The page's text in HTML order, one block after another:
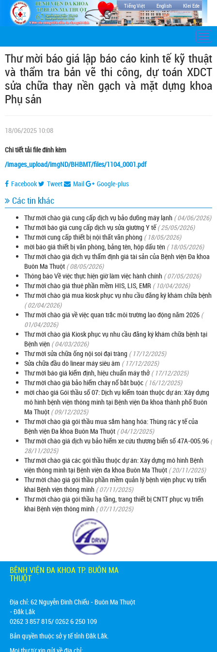
Tiếng Việt English Klei Ede
Thư mời báo giá lập báo cáo kinh tế kỹ thuật
và thẩm tra bản vẽ thi công, dự toán XDCT
sửa chữa thay nền gạch và mặt dựng khoa
Phụ sản
18/06/2025 10:08
Chi tiết tải file đính kèm
/images_upload/imgND/BHBMT/files/1104_0001.pdf
Facebook Tweet Mail Google-plus
Các tin khác
Thư mời chào giá cung cấp dịch vụ bảo dưỡng máy lạnh ( 04/06/2026)
Thư mời báo giá cung cấp dịch vụ sửa giường Y tế ( 25/05/2026)
Thư mời cung cấp thiết bị nội thất văn phòng ( 18/05/2026)
mời báo giá thiết bị văn phòng, bảng tên, hộp dấu tên ( 18/05/2026)
Thư mời chào giá dịch vụ thẩm định giá tài sản của Bệnh viện Đa khoa
Buôn Ma Thuột ( 08/05/2026)
Thông báo Về việc thực hiện giờ làm việc hành chính ( 07/05/2026)
Thư mời chào giá thuê phần mềm HIS, LIS, EMR ( 10/04/2026)
Thư mời chào giá mua kiosk phục vụ nhu cầu đăng ký khám chữa bệnh
( 02/04/2026)
Thư mời chào giá về việc quan trắc môi trường lao động năm 2026 (
01/04/2026)
Thư mời chào giá Kiosk phục vụ nhu cầu đăng ký khám chữa bệnh tại
Bệnh viện ( 04/03/2026)
Thư mời sửa chữa ống nội soi đại tràng ( 17/12/2025)
Sửa chữa đầu dò linear máy siêu âm ( 17/12/2025)
Thư mời báo giá kiểm định, hiệu chuẩn máy thở ( 17/12/2025)
Thư mời chào giá bảo hiểm cháy nổ bắt buộc ( 16/12/2025)
mời chào giá Gói thầu số 07: Dịch vụ kiểm toán thuộc dự án: Xây dựng
mô hình bệnh viện thông minh tại Bệnh viện Đa khoa thành phố Buôn
Ma Thuột ( 09/12/2025)
Thư mời chào giá gói thầu mua sắm hàng hóa: Thùng rác y tế của
Bệnh viện Đa khoa Buôn Ma Thuột ( 04/12/2025)
Thư mời chào giá dịch vụ bảo hiểm xe cứu thương biển số 47A-005.96 (
28/11/2025)
Thư mời chào giá các gói thầu thuộc dự án: Xây dựng mô hình Bệnh
viện thông minh tại Bệnh viện đa khoa Buôn Ma Thuột ( 20/11/2025)
Thư mời chào giá gói thầu phần mềm quản lý bệnh viện phục vụ triển
khai Bệnh viện thông minh ( 07/11/2025)
Thư mời chào giá gói thầu hạ tầng, trang thiết bị CNTT phục vụ triển
khai Bệnh viện thông minh ( 07/11/2025)
BỆNH VIỆN ĐA KHOA TP. BUÔN MA
THUỘT
Địa chỉ:62 Nguyễn Đình Chiểu - Buôn Ma Thuột
- Đắk Lắk
0262 3 857 815/ 0262 6 250 109
Bản quyền thuộc sở y tế tỉnh Đắk Lắk.
Mọi thư từ xin gửi về địa chỉ: